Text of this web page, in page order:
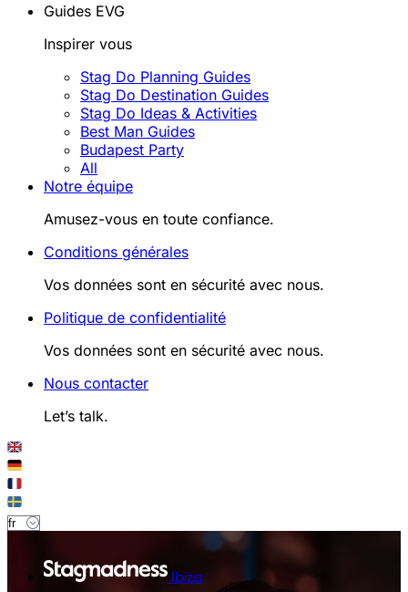
Guides EVG
Inspirer vous
Stag Do Planning Guides
Stag Do Destination Guides
Stag Do Ideas & Activities
Best Man Guides
Budapest Party
All
Notre équipe
Amusez-vous en toute confiance.
Conditions générales
Vos données sont en sécurité avec nous.
Politique de confidentialité
Vos données sont en sécurité avec nous.
Nous contacter
Let’s talk.
Ibiza